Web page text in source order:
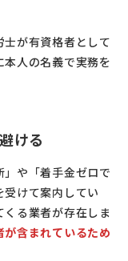
が有資格者として
人の名義で実務を
ける
や「着手金ゼロで
けて案内してい
る業者が存在しま
含まれているため